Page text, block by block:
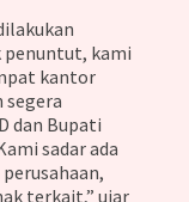
penuntut, kami
kantor
segera
dan Bupati
sadar ada
terkait,” ujar